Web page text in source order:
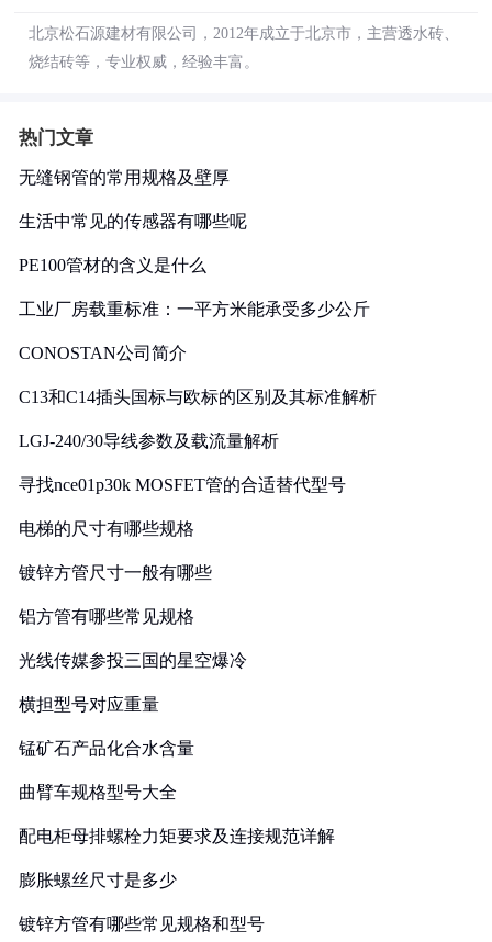
北京松石源建材有限公司，2012年成立于北京市，主营透水砖、
烧结砖等，专业权威，经验丰富。
热门文章
无缝钢管的常用规格及壁厚
生活中常见的传感器有哪些呢
PE100管材的含义是什么
工业厂房载重标准：一平方米能承受多少公斤
CONOSTAN公司简介
C13和C14插头国标与欧标的区别及其标准解析
LGJ-240/30导线参数及载流量解析
寻找nce01p30k MOSFET管的合适替代型号
电梯的尺寸有哪些规格
镀锌方管尺寸一般有哪些
铝方管有哪些常见规格
光线传媒参投三国的星空爆冷
横担型号对应重量
锰矿石产品化合水含量
曲臂车规格型号大全
配电柜母排螺栓力矩要求及连接规范详解
膨胀螺丝尺寸是多少
镀锌方管有哪些常见规格和型号